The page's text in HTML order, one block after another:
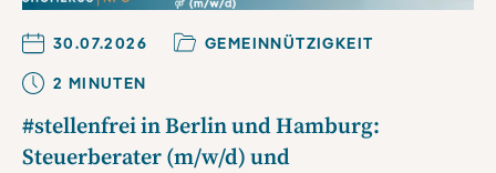
30.07.2026
GEMEINNÜTZIGKEIT
2 MINUTEN
#stellenfrei in Berlin und Hamburg:
Steuerberater (m/w/d) und